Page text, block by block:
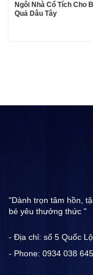
Ngôi Nhà Cổ Tích Cho
Quả Dâu Tây
"Dành trọn tâm hồn,
bé yêu thưởng thức "
- Địa chỉ: số 5 Quốc
- Phone: 0934 038 645